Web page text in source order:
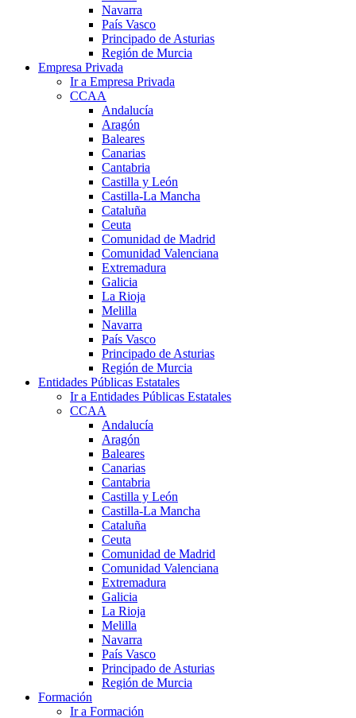
Navarra
País Vasco
Principado de Asturias
Región de Murcia
Empresa Privada
Ir a Empresa Privada
CCAA
Andalucía
Aragón
Baleares
Canarias
Cantabria
Castilla y León
Castilla-La Mancha
Cataluña
Ceuta
Comunidad de Madrid
Comunidad Valenciana
Extremadura
Galicia
La Rioja
Melilla
Navarra
País Vasco
Principado de Asturias
Región de Murcia
Entidades Públicas Estatales
Ir a Entidades Públicas Estatales
CCAA
Andalucía
Aragón
Baleares
Canarias
Cantabria
Castilla y León
Castilla-La Mancha
Cataluña
Ceuta
Comunidad de Madrid
Comunidad Valenciana
Extremadura
Galicia
La Rioja
Melilla
Navarra
País Vasco
Principado de Asturias
Región de Murcia
Formación
Ir a Formación